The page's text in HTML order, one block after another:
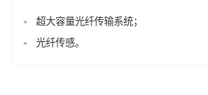
超大容量光纤传输系统；
光纤传感。